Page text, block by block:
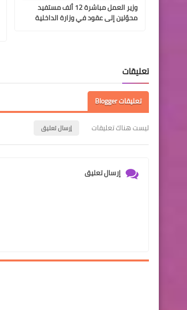
وزير العمل مباشرة 12 ألف مستفيد
محوّلين إلى عقود في وزارة الداخلية
تعليقات
تعليقات Blogger
ليست هناك تعليقات إرسال تعليق
إرسال تعليق